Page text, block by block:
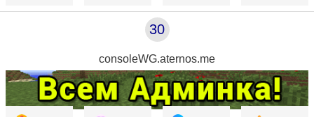
30
consoleWG.aternos.me